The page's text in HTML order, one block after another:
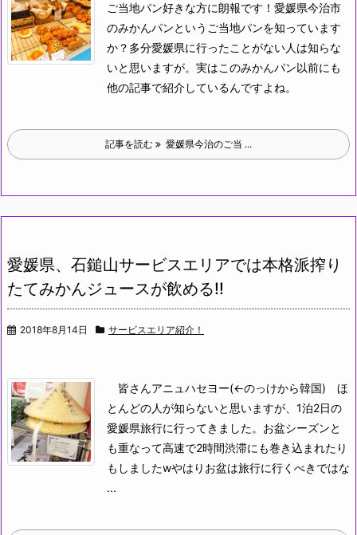
ご当地パン好きな方に朗報です！ 愛媛県今治市
のみかんパンというご当地パンを知っています
か？多分愛媛県に行ったことがない人は知らな
いと思いますが。 実はこのみかんパン以前にも
他の記事で紹介しているんですよね。
記事を読む 愛媛県今治のご当 ...
愛媛県、石鎚山サービスエリアでは本格派搾り
たてみかんジュースが飲める!!
2018年8月14日 サービスエリア紹介！
皆さんアニュハセヨー(←のっけから韓国) ほ
とんどの人が知らないと思いますが、1泊2日の
愛媛県旅行に行ってきました。お盆シーズンと
も重なって高速で2時間渋滞にも巻き込まれたり
もしましたwやはりお盆は旅行に行くべきではな
...